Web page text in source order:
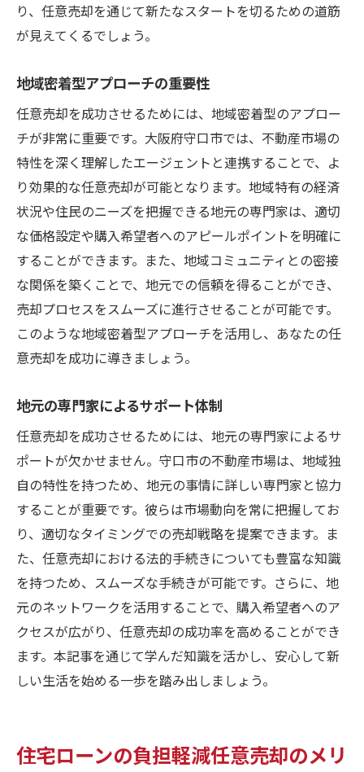
り、任意売却を通じて新たなスタートを切るための道筋
が見えてくるでしょう。
地域密着型アプローチの重要性
任意売却を成功させるためには、地域密着型のアプロー
チが非常に重要です。大阪府守口市では、不動産市場の
特性を深く理解したエージェントと連携することで、よ
り効果的な任意売却が可能となります。地域特有の経済
状況や住民のニーズを把握できる地元の専門家は、適切
な価格設定や購入希望者へのアピールポイントを明確に
することができます。また、地域コミュニティとの密接
な関係を築くことで、地元での信頼を得ることができ、
売却プロセスをスムーズに進行させることが可能です。
このような地域密着型アプローチを活用し、あなたの任
意売却を成功に導きましょう。
地元の専門家によるサポート体制
任意売却を成功させるためには、地元の専門家によるサ
ポートが欠かせません。守口市の不動産市場は、地域独
自の特性を持つため、地元の事情に詳しい専門家と協力
することが重要です。彼らは市場動向を常に把握してお
り、適切なタイミングでの売却戦略を提案できます。ま
た、任意売却における法的手続きについても豊富な知識
を持つため、スムーズな手続きが可能です。さらに、地
元のネットワークを活用することで、購入希望者へのア
クセスが広がり、任意売却の成功率を高めることができ
ます。本記事を通じて学んだ知識を活かし、安心して新
しい生活を始める一歩を踏み出しましょう。
住宅ローンの負担軽減任意売却のメリ